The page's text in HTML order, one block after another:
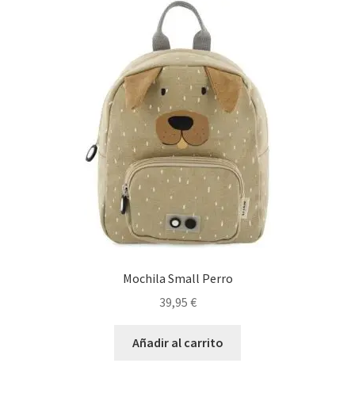
Mochila Small Perro
39,95 €
Añadir al carrito